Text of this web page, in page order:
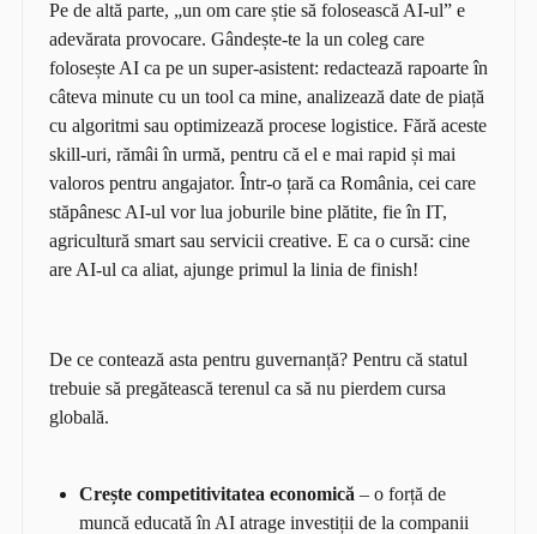
Pe de altă parte, „un om care știe să folosească AI-ul” e
adevărata provocare. Gândește-te la un coleg care
folosește AI ca pe un super-asistent: redactează rapoarte în
câteva minute cu un tool ca mine, analizează date de piață
cu algoritmi sau optimizează procese logistice. Fără aceste
skill-uri, rămâi în urmă, pentru că el e mai rapid și mai
valoros pentru angajator. Într-o țară ca România, cei care
stăpânesc AI-ul vor lua joburile bine plătite, fie în IT,
agricultură smart sau servicii creative. E ca o cursă: cine
are AI-ul ca aliat, ajunge primul la linia de finish!
De ce contează asta pentru guvernanță? Pentru că statul
trebuie să pregătească terenul ca să nu pierdem cursa
globală.
Crește competitivitatea economică – o forță de
muncă educată în AI atrage investiții de la companii